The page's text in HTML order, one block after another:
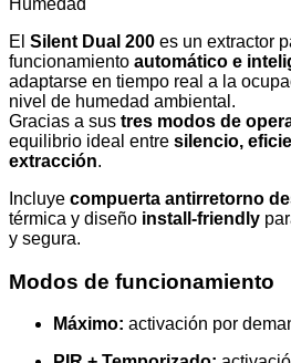
El Silent Dual 200 es un extractor
funcionamiento automático e
adaptarse en tiempo real a la
nivel de humedad ambiental.
Gracias a sus tres modos de
equilibrio ideal entre silencio,
extracción.
Incluye compuerta antirretorno
térmica y diseño install-friendly
y segura.
Modos de funcionamiento
Máximo: activación por